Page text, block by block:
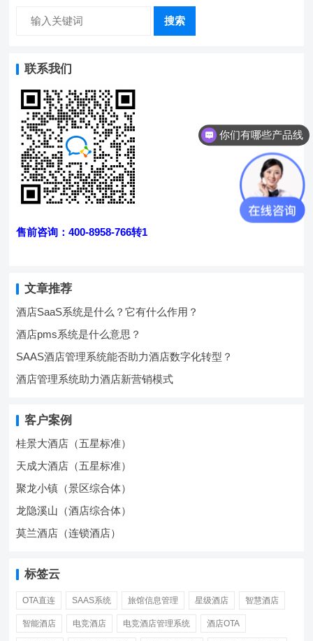
搜索
联系我们
售前咨询：400-8958-766转1
文章推荐
酒店SaaS系统是什么？它有什么作用？
酒店pms系统是什么意思？
SAAS酒店管理系统能否助力酒店数字化转型？
酒店管理系统助力酒店新营销模式
客户案例
桂景大酒店（五星标准）
天成大酒店（五星标准）
聚龙小镇（景区综合体）
龙隐溪山（酒店综合体）
莫兰酒店（连锁酒店）
标签云
OTA直连 SAAS系统 旅馆信息管理 星级酒店 智慧酒店
智能酒店 电竞酒店 电竞酒店管理系统 酒店OTA
你们有哪些产品线